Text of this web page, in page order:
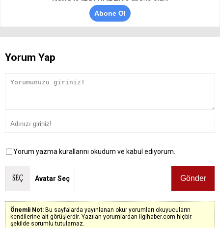
Abone Ol
Yorum Yap
Yorum yazma kurallarını okudum ve kabul ediyorum.
Avatar Seç
Önemli Not: Bu sayfalarda yayınlanan okur yorumları okuyucuların
kendilerine ait görüşlerdir. Yazılan yorumlardan ilgihaber.com hiçbir
şekilde sorumlu tutulamaz.